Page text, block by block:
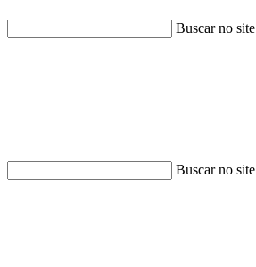
Buscar no site
Buscar no site